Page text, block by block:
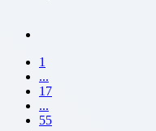
1
...
17
...
55